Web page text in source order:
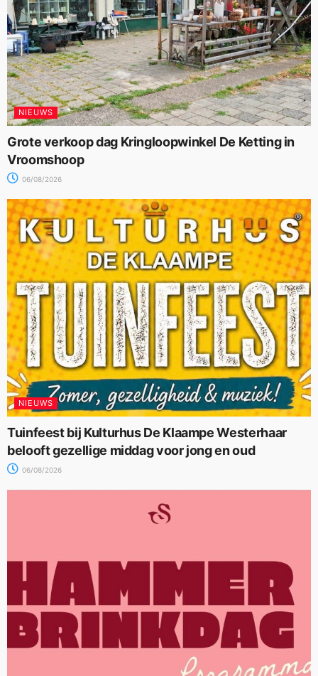
NIEUWS
Grote verkoop dag Kringloopwinkel De Ketting in
Vroomshoop
06/08/2026
NIEUWS
Tuinfeest bij Kulturhus De Klaampe Westerhaar
belooft gezellige middag voor jong en oud
06/08/2026